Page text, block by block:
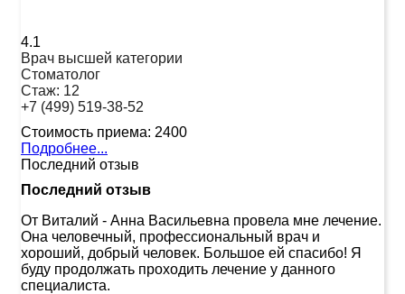
4.1
Врач высшей категории
Стоматолог
Стаж: 12
+7 (499) 519-38-52
Стоимость приема: 2400
Подробнее...
Последний отзыв
Последний отзыв
От Виталий - Анна Васильевна провела мне лечение.
Она человечный, профессиональный врач и
хороший, добрый человек. Большое ей спасибо! Я
буду продолжать проходить лечение у данного
специалиста.